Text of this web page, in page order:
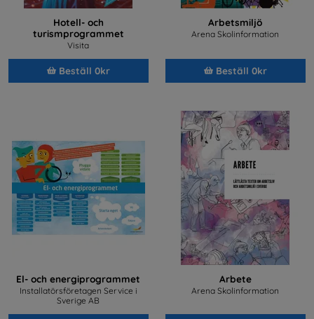
Hotell- och
turismprogrammet
Visita
Beställ 0kr
Arbetsmiljö
Arena Skolinformation
Beställ 0kr
El- och energiprogrammet
Installatörsföretagen Service i
Sverige AB
Arbete
Arena Skolinformation